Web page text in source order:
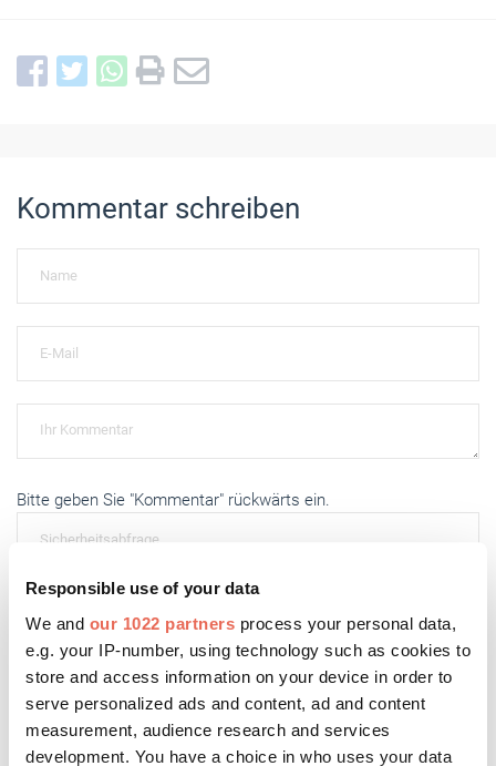
Responsible use of your data
We and our 1022 partners process your personal data,
e.g. your IP-number, using technology such as cookies to
store and access information on your device in order to
serve personalized ads and content, ad and content
measurement, audience research and services
development. You have a choice in who uses your data
Kommentar schreiben
Bitte geben Sie "Kommentar" rückwärts ein.
Absenden
Das könnte Sie auch interessieren: